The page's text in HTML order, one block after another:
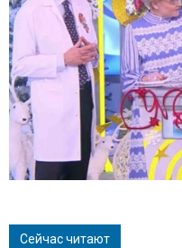
Сейчас читают